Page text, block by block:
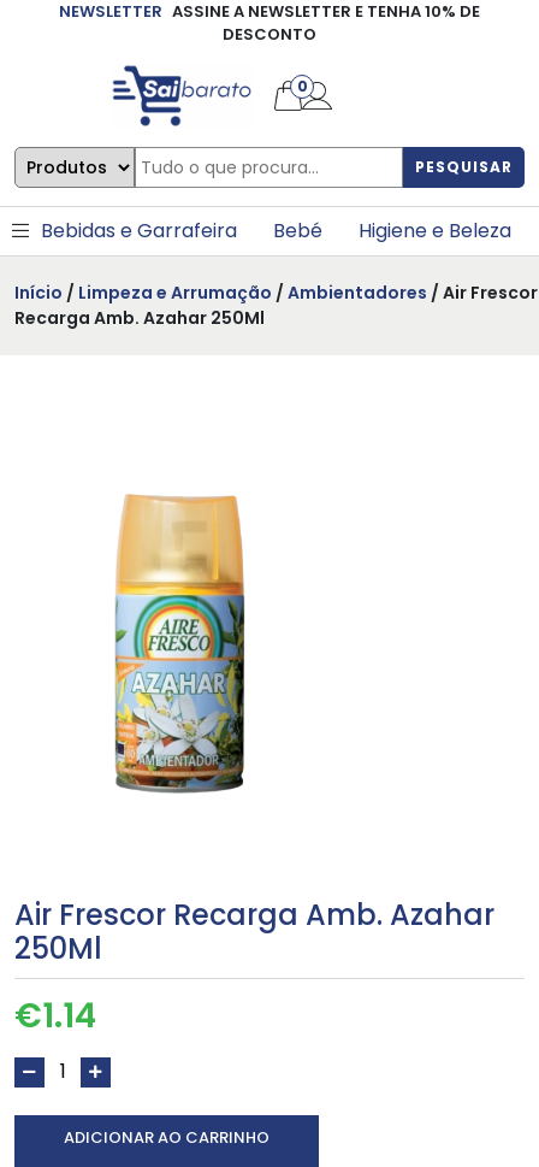
NEWSLETTER ASSINE A NEWSLETTER E TENHA 10% DE
DESCONTO
PESQUISAR
0
Bebidas e Garrafeira Bebé Higiene e Beleza
Início / Limpeza e Arrumação / Ambientadores / Air Frescor
Recarga Amb. Azahar 250Ml
Air Frescor Recarga Amb. Azahar
250Ml
€1.14
ADICIONAR AO CARRINHO